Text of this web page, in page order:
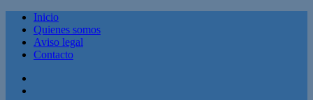
Inicio
Quienes somos
Aviso legal
Contacto